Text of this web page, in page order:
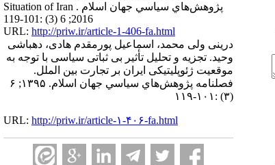
Situation of Iran . پژوهش‌هاي سياسي جهان اسلام
2016; 6 (3) :101-119
URL: http://priw.ir/article-1-406-fa.html
درینی ولی محمد، اسماعیل پورمقدم هادی، دهباشی
وحید. تجزیه و تحلیل تأثیر بی ثباتی سیاسی با توجه به
موقعیت ژئوپلیتیکی ایران بر تجارت بین الملل.
فصلنامه پژوهش‌هاي سياسي جهان اسلام. ۱۳۹۵; ۶
(۳) :۱۰۱-۱۱۹
URL: http://priw.ir/article-۱-۴۰۶-fa.html